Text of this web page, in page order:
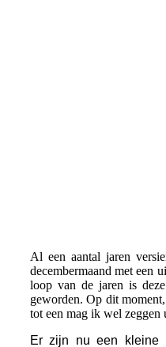
Al een aantal jaren
decembermaand met een
loop van de jaren is
geworden. Op dit
tot een mag ik wel zeggen
Er zijn nu een kleine